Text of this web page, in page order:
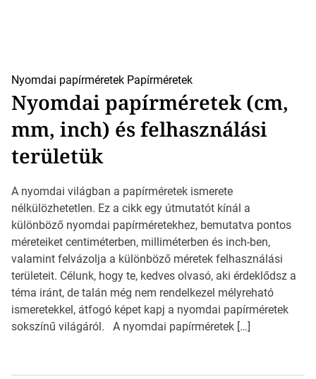
Nyomdai papírméretek Papírméretek
Nyomdai papírméretek (cm,
mm, inch) és felhasználási
területük
A nyomdai világban a papírméretek ismerete
nélkülözhetetlen. Ez a cikk egy útmutatót kínál a
különböző nyomdai papírméretekhez, bemutatva pontos
méreteiket centiméterben, milliméterben és inch-ben,
valamint felvázolja a különböző méretek felhasználási
területeit. Célunk, hogy te, kedves olvasó, aki érdeklődsz a
téma iránt, de talán még nem rendelkezel mélyreható
ismeretekkel, átfogó képet kapj a nyomdai papírméretek
sokszínű világáról. A nyomdai papírméretek […]